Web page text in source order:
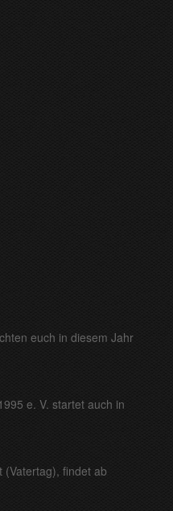
euch in diesem Jahr
e. V. startet auch in
(Vatertag), findet ab